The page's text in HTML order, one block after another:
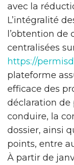
avec la
L’intégralité
l’obtention
centralisées
https://
plateforme
efficace des
déclaration de
conduire, la
dossier, ainsi
points, entre
À partir de